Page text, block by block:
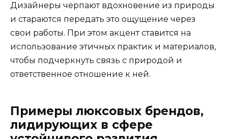
Дизайнеры черпают вдохновение из природы
и стараются передать это ощущение через
свои работы. При этом акцент ставится на
использование этичных практик и материалов,
чтобы подчеркнуть связь с природой и
ответственное отношение к ней.
Примеры люксовых брендов,
лидирующих в сфере